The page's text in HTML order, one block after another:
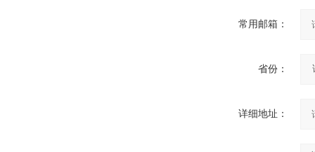
常用邮箱：
省份：
详细地址：